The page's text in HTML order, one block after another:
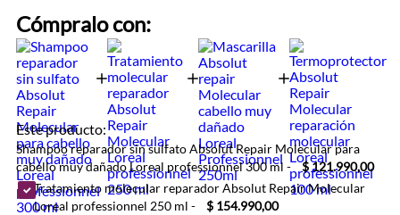
Cómpralo con:
Este producto:
Shampoo reparador sin sulfato Absolut Repair Molecular para
cabello muy dañado Loreal professionnel 300 ml -
$ 121.990,00
Tratamiento molecular reparador Absolut Repair Molecular
Loreal professionnel 250 ml -
$ 154.990,00